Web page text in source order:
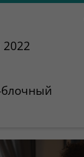
2022
блочный